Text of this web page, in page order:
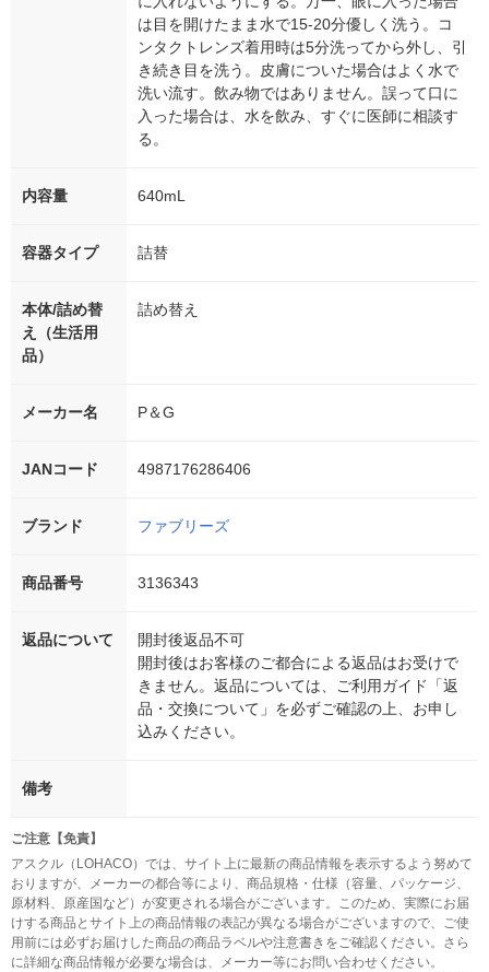
は目を開けたまま水で15-20分優しく洗う。コ
ンタクトレンズ着用時は5分洗ってから外し、引
き続き目を洗う。皮膚についた場合はよく水で
洗い流す。飲み物ではありません。誤って口に
入った場合は、水を飲み、すぐに医師に相談す
る。
内容量 640mL
容器タイプ 詰替
本体/詰め替
え（生活用
品）
詰め替え
メーカー名 P＆G
JANコード 4987176286406
ブランド ファブリーズ
商品番号 3136343
返品について
開封後返品不可
開封後はお客様のご都合による返品はお受けで
きません。返品については、ご利用ガイド「返
品・交換について」を必ずご確認の上、お申し
込みください。
備考
ご注意【免責】
アスクル（LOHACO）では、サイト上に最新の商品情報を表示するよう努めて
おりますが、メーカーの都合等により、商品規格・仕様（容量、パッケージ、
原材料、原産国など）が変更される場合がございます。このため、実際にお届
けする商品とサイト上の商品情報の表記が異なる場合がございますので、ご使
用前には必ずお届けした商品の商品ラベルや注意書きをご確認ください。さら
に詳細な商品情報が必要な場合は、メーカー等にお問い合わせください。